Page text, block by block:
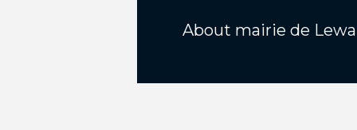
About mairie de